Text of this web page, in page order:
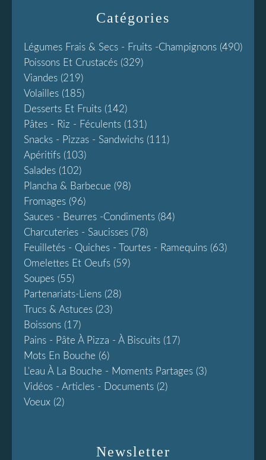
Newsletter
Catégories
Légumes Frais & Secs - Fruits -champignons (490)
Poissons Et Crustacés (329)
Viandes (219)
Volailles (185)
Desserts Et Fruits (142)
Pâtes - Riz - Féculents (131)
Snacks - Pizzas - Sandwichs (111)
Apéritifs (103)
Salades (102)
Plancha & Barbecue (98)
Fromages (96)
Sauces - Beurres -condiments (84)
Charcuteries - Saucisses (78)
Feuilletés - Quiches - Tourtes - Ramequins (63)
Omelettes Et Oeufs (59)
Soupes (55)
Partenariats-Liens (28)
Trucs & Astuces (23)
Boissons (17)
Pains - Pâte À Pizza - À Biscuits (17)
Mots En Bouche (6)
L'eau À La Bouche - Moments Partages (3)
Vidéos - Articles - Documents (2)
Voeux (2)